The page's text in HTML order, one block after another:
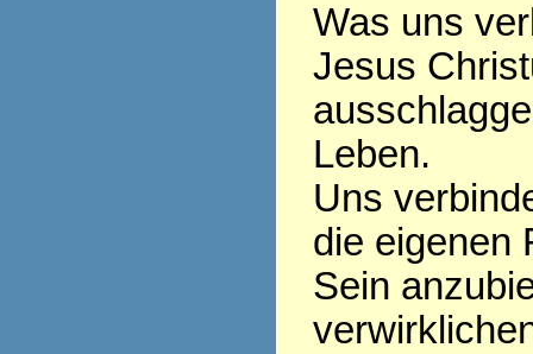
Was uns
Jesus
Leben.
Uns
die eigenen
Sein